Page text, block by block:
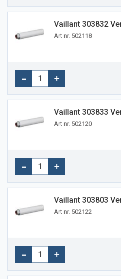
Vaillant 303832
Art nr. 502118
Vaillant 303833
Art nr. 502120
Vaillant 303803
Art nr. 502122